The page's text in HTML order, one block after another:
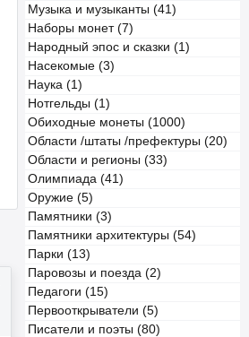
Музыка и музыканты (41)
Наборы монет (7)
Народный эпос и сказки (1)
Насекомые (3)
Наука (1)
Нотгельды (1)
Обиходные монеты (1000)
Области /штаты /префектуры (20)
Области и регионы (33)
Олимпиада (41)
Оружие (5)
Памятники (3)
Памятники архитектуры (54)
Парки (13)
Паровозы и поезда (2)
Педагоги (15)
Первооткрыватели (5)
Писатели и поэты (80)